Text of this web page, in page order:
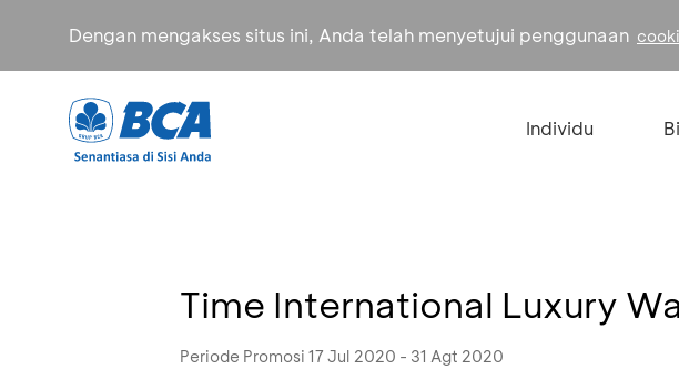
Dengan mengakses situs ini, Anda telah menyetujui penggunaan
Individu
Time International Luxury
Periode Promosi 17 Jul 2020 - 31 Agt 2020